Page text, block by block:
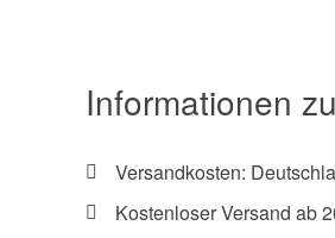
Informationen
Versandkosten:
Kostenloser Versand ab